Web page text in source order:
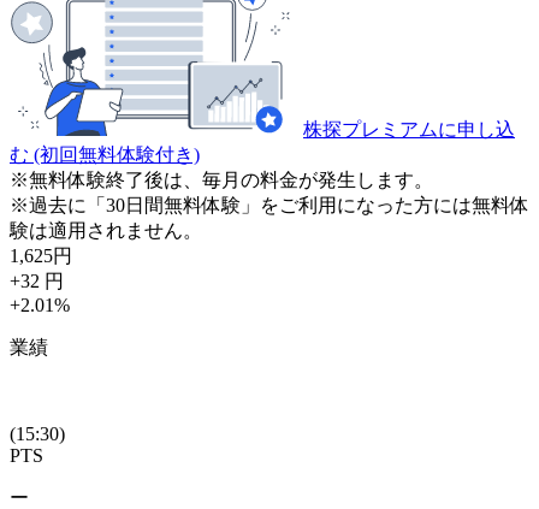
株探プレミアムに申し込
む (初回無料体験付き)
※無料体験終了後は、毎月の料金が発生します。
※過去に「30日間無料体験」をご利用になった方には無料体
験は適用されません。
1,625円
+32 円
+2.01%
業績
(15:30)
PTS
ー